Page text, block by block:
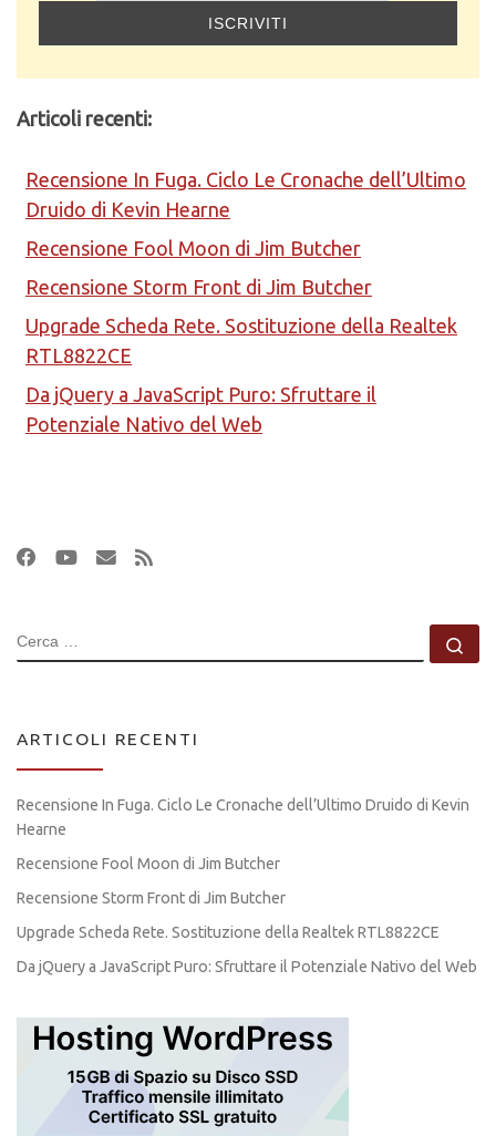
Articoli recenti:
Recensione In Fuga. Ciclo Le Cronache dell’Ultimo
Druido di Kevin Hearne
Recensione Fool Moon di Jim Butcher
Recensione Storm Front di Jim Butcher
Upgrade Scheda Rete. Sostituzione della Realtek
RTL8822CE
Da jQuery a JavaScript Puro: Sfruttare il
Potenziale Nativo del Web
CERCA
ARTICOLI RECENTI
Recensione In Fuga. Ciclo Le Cronache dell’Ultimo Druido di Kevin
Hearne
Recensione Fool Moon di Jim Butcher
Recensione Storm Front di Jim Butcher
Upgrade Scheda Rete. Sostituzione della Realtek RTL8822CE
Da jQuery a JavaScript Puro: Sfruttare il Potenziale Nativo del Web